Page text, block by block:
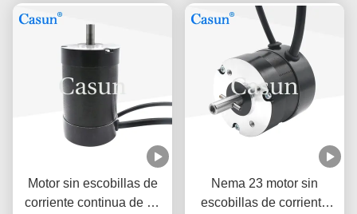
Motor sin escobillas de
corriente continua de 24
Nema 23 motor sin
escobillas de corriente